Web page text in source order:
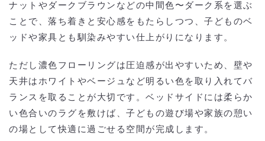
ナットやダークブラウンなどの中間色〜ダーク系を選ぶ
ことで、落ち着きと安心感をもたらしつつ、子どものベ
ッドや家具とも馴染みやすい仕上がりになります。
ただし濃色フローリングは圧迫感が出やすいため、壁や
天井はホワイトやベージュなど明るい色を取り入れてバ
ランスを取ることが大切です。ベッドサイドには柔らか
い色合いのラグを敷けば、子どもの遊び場や家族の憩い
の場として快適に過ごせる空間が完成します。